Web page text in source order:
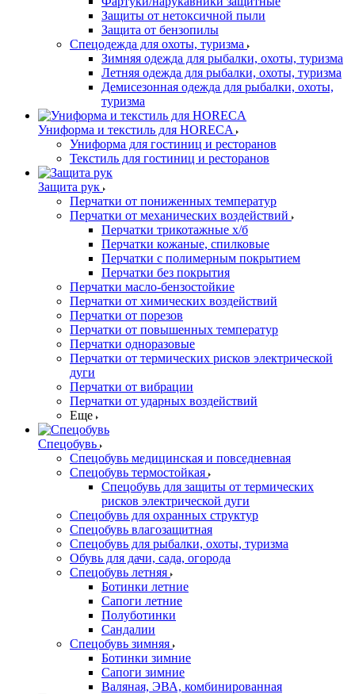
Защиты от нетоксичной пыли
Защита от бензопилы
Спецодежда для охоты, туризма
Зимняя одежда для рыбалки, охоты, туризма
Летняя одежда для рыбалки, охоты, туризма
Демисезонная одежда для рыбалки, охоты,
туризма
Униформа и текстиль для HORECA
Униформа для гостиниц и ресторанов
Текстиль для гостиниц и ресторанов
Защита рук
Перчатки от пониженных температур
Перчатки от механических воздействий
Перчатки трикотажные х/б
Перчатки кожаные, спилковые
Перчатки с полимерным покрытием
Перчатки без покрытия
Перчатки масло-бензостойкие
Перчатки от химических воздействий
Перчатки от порезов
Перчатки от повышенных температур
Перчатки одноразовые
Перчатки от термических рисков электрической
дуги
Перчатки от вибрации
Перчатки от ударных воздействий
Еще
Спецобувь
Спецобувь медицинская и повседневная
Спецобувь термостойкая
Спецобувь для защиты от термических
рисков электрической дуги
Спецобувь для охранных структур
Спецобувь влагозащитная
Спецобувь для рыбалки, охоты, туризма
Обувь для дачи, сада, огорода
Спецобувь летняя
Ботинки летние
Сапоги летние
Полуботинки
Сандалии
Спецобувь зимняя
Ботинки зимние
Сапоги зимние
Валяная, ЭВА, комбинированная